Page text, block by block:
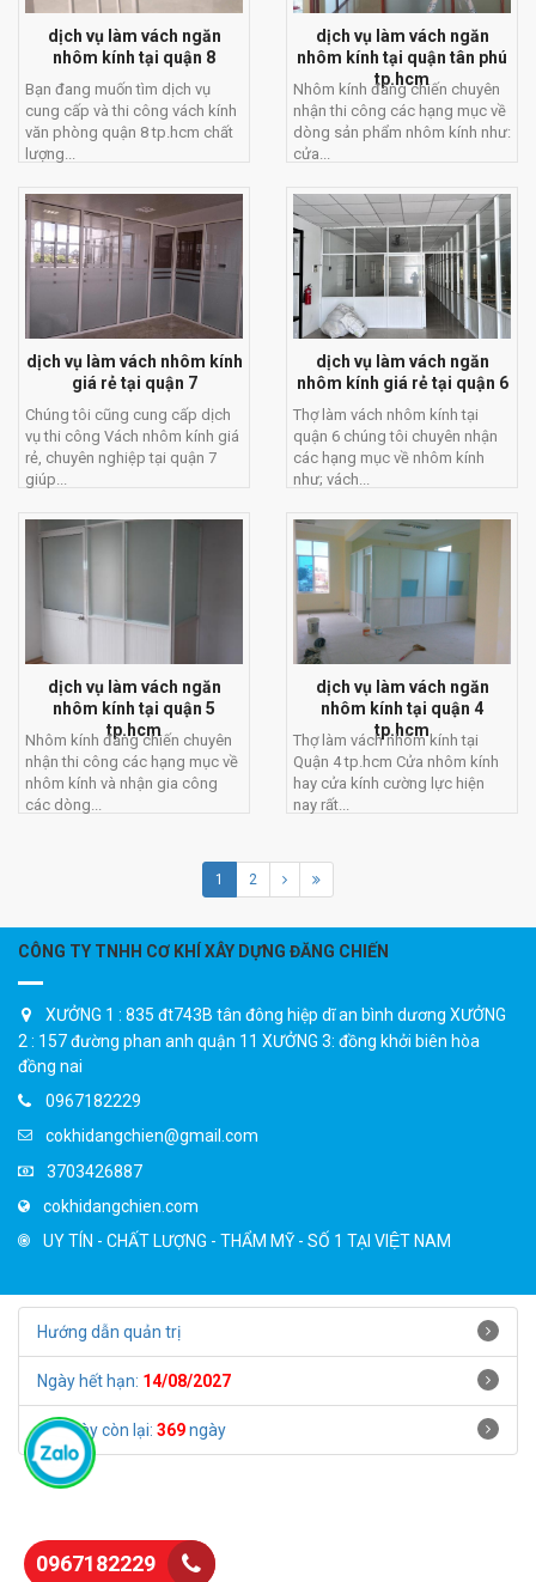
dịch vụ làm vách ngăn
nhôm kính tại quận 8
Bạn đang muốn tìm dịch vụ
cung cấp và thi công vách kính
văn phòng quận 8 tp.hcm chất
lượng...
dịch vụ làm vách ngăn
nhôm kính tại quận tân phú
tp.hcm
Nhôm kính đăng chiến chuyên
nhận thi công các hạng mục về
dòng sản phẩm nhôm kính như:
cửa...
dịch vụ làm vách nhôm kính
giá rẻ tại quận 7
Chúng tôi cũng cung cấp dịch
vụ thi công Vách nhôm kính giá
rẻ, chuyên nghiệp tại quận 7
giúp...
dịch vụ làm vách ngăn
nhôm kính giá rẻ tại quận 6
Thợ làm vách nhôm kính tại
quận 6 chúng tôi chuyên nhận
các hạng mục về nhôm kính
như; vách...
dịch vụ làm vách ngăn
nhôm kính tại quận 5
tp.hcm
Nhôm kính đăng chiến chuyên
nhận thi công các hạng mục về
nhôm kính và nhận gia công
các dòng...
dịch vụ làm vách ngăn
nhôm kính tại quận 4
tp.hcm
Thợ làm vách nhôm kính tại
Quận 4 tp.hcm Cửa nhôm kính
hay cửa kính cường lực hiện
nay rất...
1 2
CÔNG TY TNHH CƠ KHÍ XÂY DỰNG ĐĂNG CHIẾN
XƯỞNG 1 : 835 đt743B tân đông hiệp dĩ an bình dương XƯỞNG
2 : 157 đường phan anh quận 11 XƯỞNG 3: đồng khởi biên hòa
đồng nai
0967182229
cokhidangchien@gmail.com
3703426887
cokhidangchien.com
UY TÍN - CHẤT LƯỢNG - THẨM MỸ - SỐ 1 TẠI VIỆT NAM
Hướng dẫn quản trị
Ngày hết hạn: 14/08/2027
Số ngày còn lại: 369ngày
0967182229